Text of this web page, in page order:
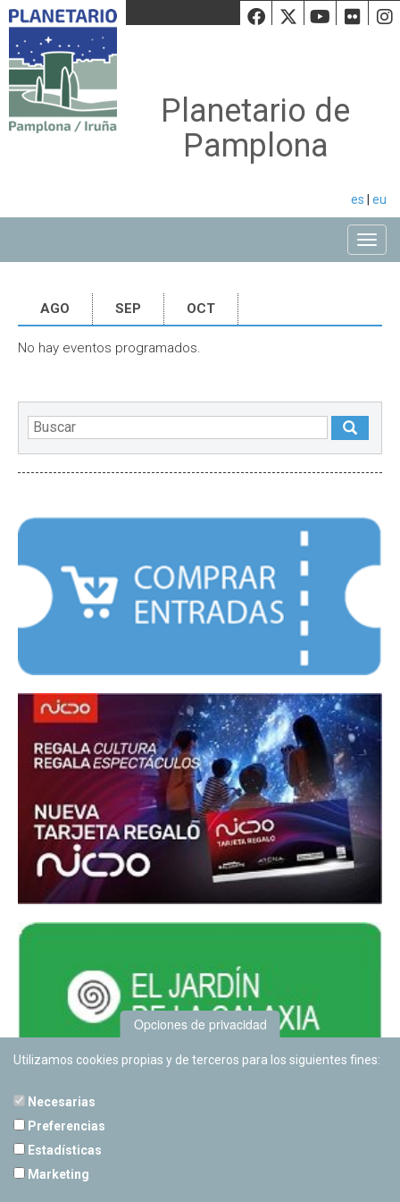
Facebook
Twiiter
Planetario de
Pamplona
es eu
AGO SEP OCT
No hay eventos programados.
Opciones de privacidad
Utilizamos cookies propias y de terceros para los siguientes fines:
Necesarias
Preferencias
Estadísticas
Marketing